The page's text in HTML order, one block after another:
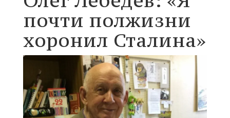
почти полжизни
хоронил Сталина»